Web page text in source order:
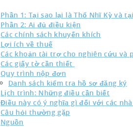
Phần 1: Tại sao lại là Thổ Nhĩ Kỳ và
Phần 2: Ai đủ điều kiện
Các chính sách khuyến khích
Lợi ích về thuế
Các khoản tài trợ cho nghiên cứu và
Các giấy tờ cần thiết
Quy trình nộp đơn
Danh sách kiểm tra hồ sơ đăng ký
Lịch trình: Những điều cần biết
Điều này có ý nghĩa gì đối với các
Câu hỏi thường gặp
Nguồn